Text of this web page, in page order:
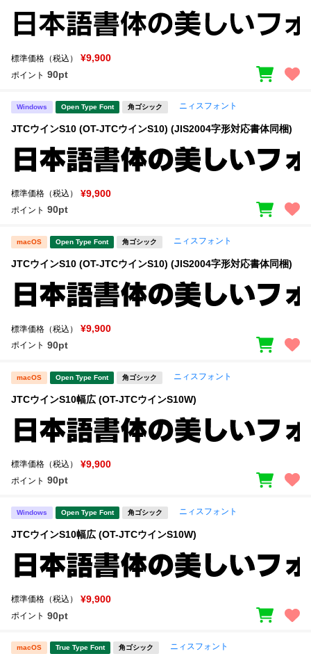
標準価格（税込） ¥9,900
ポイント 90pt
Windows Open Type Font 角ゴシック ニィスフォント
JTCウインS10 (OT-JTCウインS10) (JIS2004字形対応書体同梱)
標準価格（税込） ¥9,900
ポイント 90pt
macOS Open Type Font 角ゴシック ニィスフォント
JTCウインS10 (OT-JTCウインS10) (JIS2004字形対応書体同梱)
標準価格（税込） ¥9,900
ポイント 90pt
macOS Open Type Font 角ゴシック ニィスフォント
JTCウインS10幅広 (OT-JTCウインS10W)
標準価格（税込） ¥9,900
ポイント 90pt
Windows Open Type Font 角ゴシック ニィスフォント
JTCウインS10幅広 (OT-JTCウインS10W)
標準価格（税込） ¥9,900
ポイント 90pt
macOS True Type Font 角ゴシック ニィスフォント